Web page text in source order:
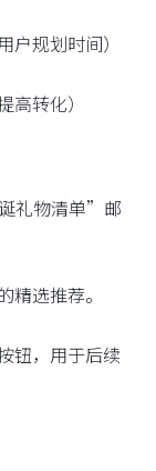
规划时间）
转化）
礼物清单”邮
选推荐。
钮，用于后续